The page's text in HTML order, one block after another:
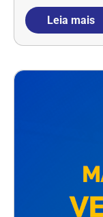
Leia mais